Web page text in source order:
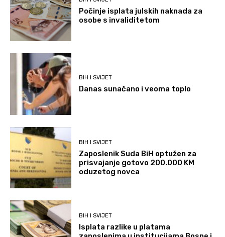
Počinje isplata julskih naknada za
osobe s invaliditetom
BIH I SVIJET
Danas sunačano i veoma toplo
BIH I SVIJET
Zaposlenik Suda BiH optužen za
prisvajanje gotovo 200.000 KM
oduzetog novca
BIH I SVIJET
Isplata razlike u platama